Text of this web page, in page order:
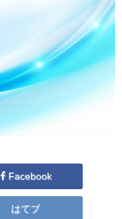
Facebook
はてブ